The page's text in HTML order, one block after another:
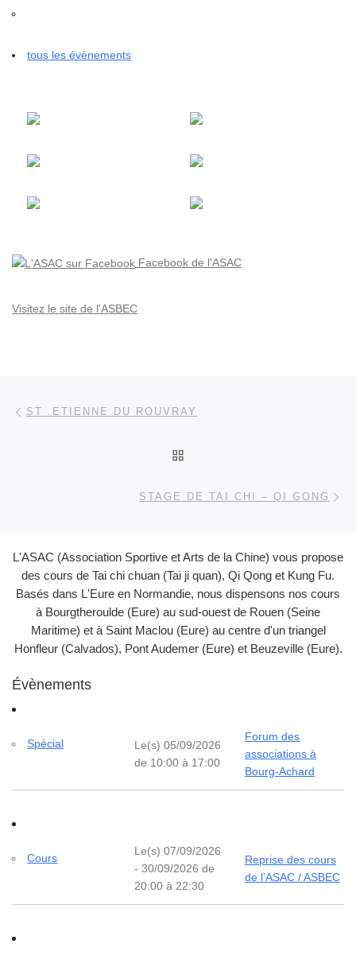
tous les évènements
Facebook de l'ASAC
Visitez le site de l'ASBEC
Parcourir les articles
ST .ETIENNE DU ROUVRAY
STAGE DE TAI CHI – QI GONG
L'ASAC (Association Sportive et Arts de la Chine) vous propose
des cours de Tai chi chuan (Tai ji quan), Qi Qong et Kung Fu.
Basés dans L'Eure en Normandie, nous dispensons nos cours
à Bourgtheroulde (Eure) au sud-ouest de Rouen (Seine
Maritime) et à Saint Maclou (Eure) au centre d'un triangel
Honfleur (Calvados), Pont Audemer (Eure) et Beuzeville (Eure).
Évènements
Spécial
Le(s) 05/09/2026
de 10:00 à 17:00
Forum des
associations à
Bourg-Achard
Cours
Le(s) 07/09/2026
- 30/09/2026 de
20:00 à 22:30
Reprise des cours
de l’ASAC / ASBEC